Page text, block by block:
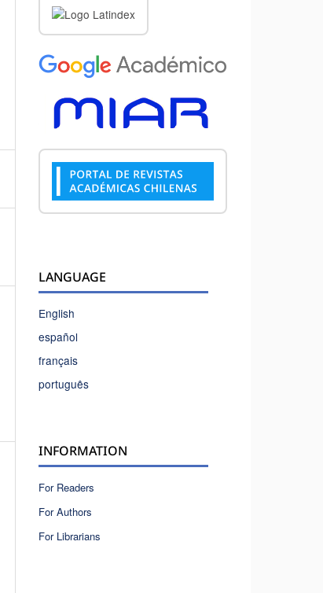
LANGUAGE
English
español
français
português
INFORMATION
For Readers
For Authors
For Librarians